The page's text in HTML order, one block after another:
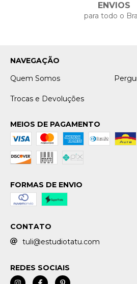
ENVIOS
para todo o
NAVEGAÇÃO
Quem Somos
Trocas e Devoluções
MEIOS DE PAGAMENTO
FORMAS DE ENVIO
CONTATO
tuli@estudiotatu.com
REDES SOCIAIS